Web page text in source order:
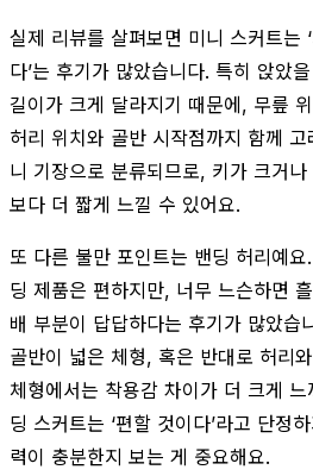
실제 리뷰를 살펴보면 미니 스커트는
다’는 후기가 많았습니다. 특히 앉았
길이가 크게 달라지기 때문에, 무릎
허리 위치와 골반 시작점까지 함께 고
니 기장으로 분류되므로, 키가 크거
보다 더 짧게 느낄 수 있어요.
또 다른 불만 포인트는 밴딩 허리예
딩 제품은 편하지만, 너무 느슨하면
배 부분이 답답하다는 후기가 많았습
골반이 넓은 체형, 혹은 반대로 허리
체형에서는 착용감 차이가 더 크게
딩 스커트는 ‘편할 것이다’라고 단정
력이 충분한지 보는 게 중요해요.